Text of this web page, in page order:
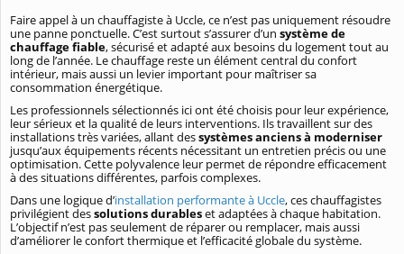
Faire appel à un chauffagiste à Uccle, ce n’est pas uniquement résoudre
une panne ponctuelle. C’est surtout s’assurer d’un système de
chauffage fiable, sécurisé et adapté aux besoins du logement tout au
long de l’année. Le chauffage reste un élément central du confort
intérieur, mais aussi un levier important pour maîtriser sa
consommation énergétique.
Les professionnels sélectionnés ici ont été choisis pour leur expérience,
leur sérieux et la qualité de leurs interventions. Ils travaillent sur des
installations très variées, allant dessystèmes anciens à moderniser
jusqu’aux équipements récents nécessitant un entretien précis ou une
optimisation. Cette polyvalence leur permet de répondre efficacement
à des situations différentes, parfois complexes.
Dans une logique d’installation performante à Uccle, ces chauffagistes
privilégient dessolutions durableset adaptées à chaque habitation.
L’objectif n’est pas seulement de réparer ou remplacer, mais aussi
d’améliorer le confort thermique et l’efficacité globale du système.